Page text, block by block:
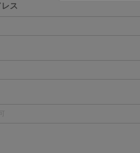
ス